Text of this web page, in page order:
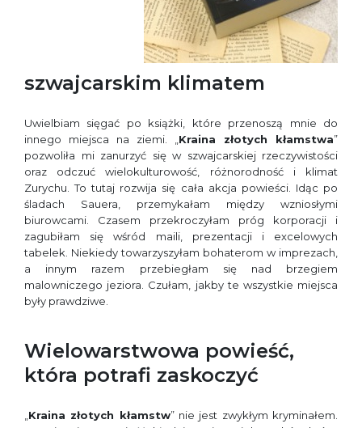
szwajcarskim klimatem
Uwielbiam sięgać po książki, które przenoszą mnie do
innego miejsca na ziemi. „ Kraina złotych kłamstwa”
pozwoliła mi zanurzyć się w szwajcarskiej rzeczywistości
oraz odczuć wielokulturowość, różnorodność i klimat
Zurychu. To tutaj rozwija się cała akcja powieści. Idąc po
śladach Sauera, przemykałam między wzniosłymi
biurowcami. Czasem przekroczyłam próg korporacji i
zagubiłam się wśród maili, prezentacji i excelowych
tabelek. Niekiedy towarzyszyłam bohaterom w imprezach,
a innym razem przebiegłam się nad brzegiem
malowniczego jeziora. Czułam, jakby te wszystkie miejsca
były prawdziwe.
Wielowarstwowa powieść,
która potrafi zaskoczyć
Kraina złotych kłamstw” nie jest zwykłym kryminałem.